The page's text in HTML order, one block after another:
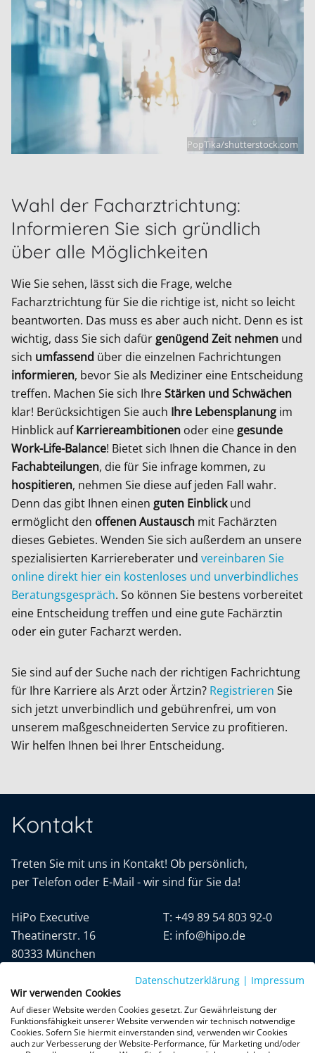
PopTika/shutterstock.com
Wahl der Facharztrichtung:
Informieren Sie sich gründlich
über alle Möglichkeiten
Wie Sie sehen, lässt sich die Frage, welche
Facharztrichtung für Sie die richtige ist, nicht so leicht
beantworten. Das muss es aber auch nicht. Denn es ist
wichtig, dass Sie sich dafür genügend Zeit nehmen und
sich umfassend über die einzelnen Fachrichtungen
informieren, bevor Sie als Mediziner eine Entscheidung
treffen. Machen Sie sich IhreStärken und Schwächen
klar! Berücksichtigen Sie auch Ihre Lebensplanung im
Hinblick aufKarriereambitionen oder eine gesunde
Work-Life-Balance! Bietet sich Ihnen die Chance in den
Fachabteilungen, die für Sie infrage kommen, zu
hospitieren, nehmen Sie diese auf jeden Fall wahr.
Denn das gibt Ihnen einen guten Einblickund
ermöglicht den offenen Austausch mit Fachärzten
dieses Gebietes. Wenden Sie sich außerdem an unsere
spezialisierten Karriereberater und vereinbaren Sie
online direkt hier ein kostenloses und unverbindliches
Beratungsgespräch. So können Sie bestens vorbereitet
eine Entscheidung treffen und eine gute Fachärztin
oder ein guter Facharzt werden.
Sie sind auf der Suche nach der richtigen Fachrichtung
für Ihre Karriere als Arzt oder Ärtzin? Registrieren Sie
sich jetzt unverbindlich und gebührenfrei, um von
unserem maßgeschneiderten Service zu profitieren.
Wir helfen Ihnen bei Ihrer Entscheidung.
Kontakt
Treten Sie mit uns in Kontakt! Ob persönlich,
per Telefon oder E-Mail - wir sind für Sie da!
HiPo Executive
Theatinerstr. 16
80333 München
T: +49 89 54 803 92-0
E: info@hipo.de
Datenschutzerklärung | Impressum
Wir verwenden Cookies
Auf dieser Website werden Cookies gesetzt. Zur Gewährleistung der
Funktionsfähigkeit unserer Website verwenden wir technisch notwendige
Cookies. Sofern Sie hiermit einverstanden sind, verwenden wir Cookies
auch zur Verbesserung der Website-Performance, für Marketing und/oder